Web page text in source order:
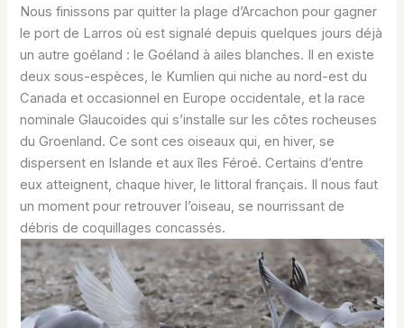
Nous finissons par quitter la plage d’Arcachon pour gagner
le port de Larros où est signalé depuis quelques jours déjà
un autre goéland : le Goéland à ailes blanches. Il en existe
deux sous-espèces, le Kumlien qui niche au nord-est du
Canada et occasionnel en Europe occidentale, et la race
nominale Glaucoides qui s’installe sur les côtes rocheuses
du Groenland. Ce sont ces oiseaux qui, en hiver, se
dispersent en Islande et aux îles Féroé. Certains d’entre
eux atteignent, chaque hiver, le littoral français. Il nous faut
un moment pour retrouver l’oiseau, se nourrissant de
débris de coquillages concassés.